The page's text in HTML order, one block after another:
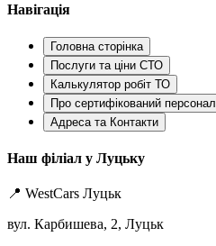
Навігація
Головна сторінка
Послуги та ціни СТО
Калькулятор робіт ТО
Про сертифікований персонал
Адреса та Контакти
Наш філіал у Луцьку
📍 WestCars Луцьк
вул. Карбишева, 2, Луцьк